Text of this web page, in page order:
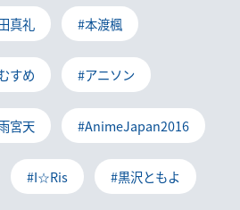
真礼 #本渡楓
すめ #アニソン
宮天 #AnimeJapan2016
#I☆Ris #黒沢ともよ